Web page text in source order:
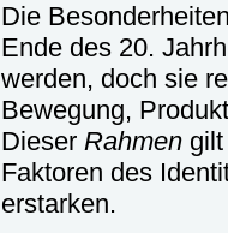
Die
Ende des 20.
werden, doch sie
Bewegung,
Dieser Rahmen
Faktoren des
erstarken.